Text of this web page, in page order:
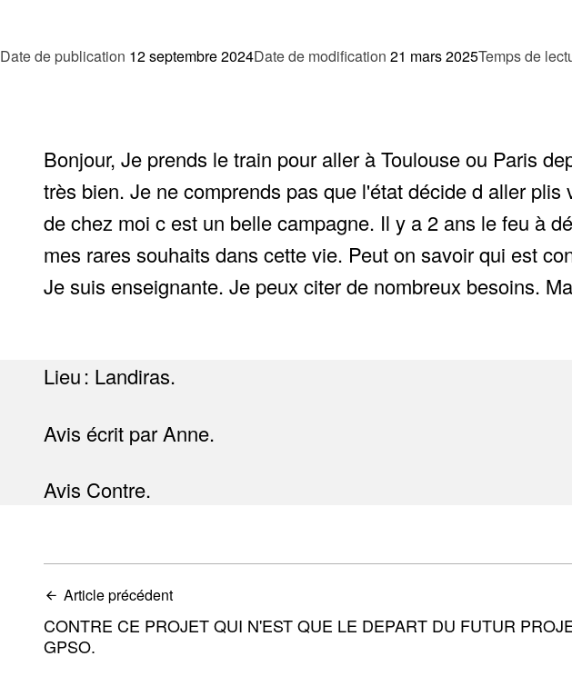
Date de publication 12 septembre 2024Date de modification 21 mars 2025Temps de
Bonjour, Je prends le train pour aller à Toulouse ou Paris
très bien. Je ne comprends pas que l'état décide d aller
de chez moi c est un belle campagne. Il y a 2 ans le feu à
mes rares souhaits dans cette vie. Peut on savoir qui est
Je suis enseignante. Je peux citer de nombreux besoins.
Lieu : Landiras.
Avis écrit par Anne.
Avis Contre.
Article précédent
CONTRE CE PROJET QUI N'EST QUE LE DEPART DU FUTUR
GPSO.